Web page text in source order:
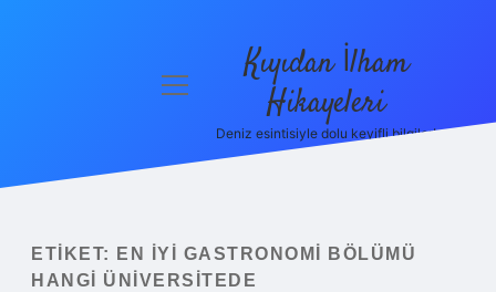
Yasal Uyarı
menüyü
Kıyıdan İlham
Hikayeleri
Deniz esintisiyle dolu keyifli bilgiler!
ETIKET:
EN IYI GASTRONOMI BÖLÜMÜ
HANGI ÜNIVERSITEDE